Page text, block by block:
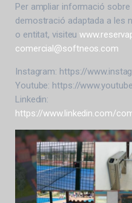
Per ampliar informació
demostració adaptada a les
o entitat, visiteu
comercial@softneos.com
Instagram: https://
Youtube: https://
Linkedin:
https://www.linkedin.com/